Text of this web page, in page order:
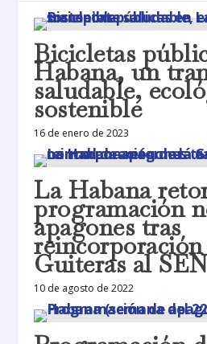
Bicicletas
Habana, un
saludable,
sostenible
16 de enero de 2023
La Habana
programación
apagones tras
Guiteras al
10 de agosto de 2022